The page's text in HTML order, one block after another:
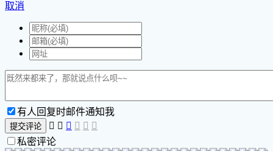
取消
有人回复时邮件通知我
提交评论      
私密评论